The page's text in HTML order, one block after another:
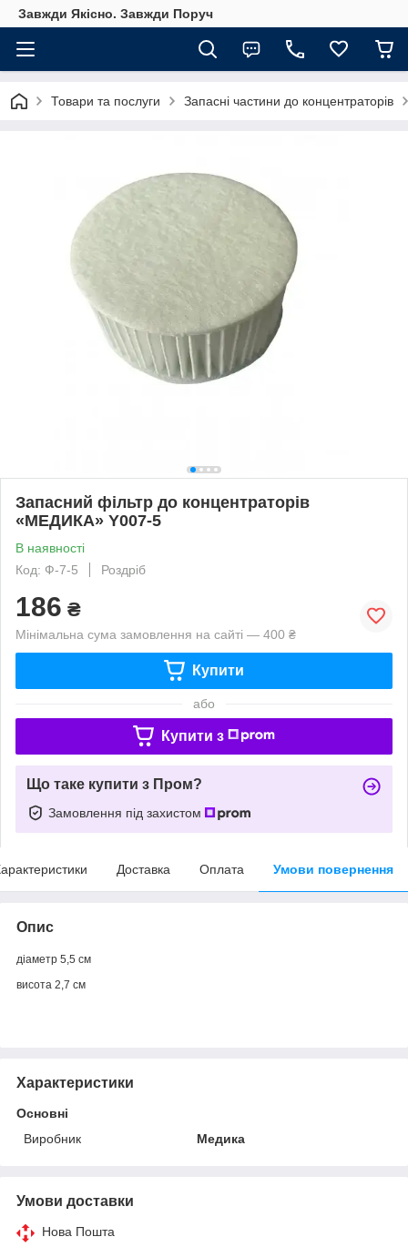
Завжди Якісно. Завжди Поруч
Товари та послуги Запасні частини до концентраторів
Запасний фільтр до концентраторів
«МЕДИКА» Y007-5
В наявності
Код: Ф-7-5
Роздріб
186 ₴
Мінімальна сума замовлення на сайті — 400 ₴
Купити
або
Купити з
Що таке купити з Пром?
Замовлення під захистом
Доставка Оплата Умови повернення
Опис
діаметр 5,5 см
висота 2,7 см
Характеристики
Основні
Виробник
Медика
Умови доставки
Нова Пошта